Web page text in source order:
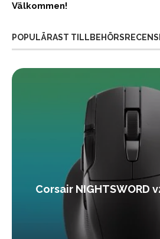
Välkommen!
POPULÄRAST
Corsair NIGHTSWORD